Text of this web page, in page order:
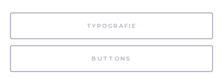
TYPOGRAFIE
BUTTONS